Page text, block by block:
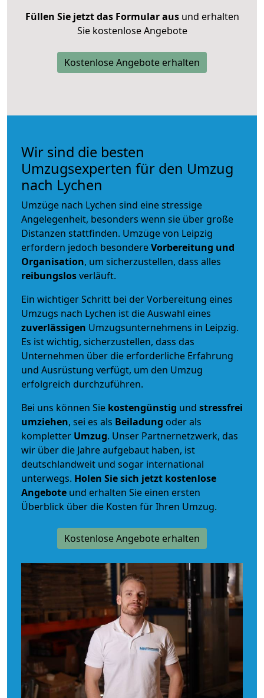
Füllen Sie jetzt das Formular ausund erhalten
Sie kostenlose Angebote
Kostenlose Angebote erhalten
Wir sind die besten
Umzugsexperten für den Umzug
nach Lychen
Umzüge nach Lychen sind eine stressige
Angelegenheit, besonders wenn sie über große
Distanzen stattfinden. Umzüge von Leipzig
erfordern jedoch besondereVorbereitung und
Organisation, um sicherzustellen, dass alles
reibungslosverläuft.
Ein wichtiger Schritt bei der Vorbereitung eines
Umzugs nach Lychen ist die Auswahl eines
zuverlässigen Umzugsunternehmens in Leipzig.
Es ist wichtig, sicherzustellen, dass das
Unternehmen über die erforderliche Erfahrung
und Ausrüstung verfügt, um den Umzug
erfolgreich durchzuführen.
Bei uns können Sie kostengünstig und stressfrei
umziehen, sei es als Beiladung oder als
kompletter Umzug. Unser Partnernetzwerk, das
wir über die Jahre aufgebaut haben, ist
deutschlandweit und sogar international
unterwegs. Holen Sie sich jetzt kostenlose
Angebote und erhalten Sie einen ersten
Überblick über die Kosten für Ihren Umzug.
Kostenlose Angebote erhalten